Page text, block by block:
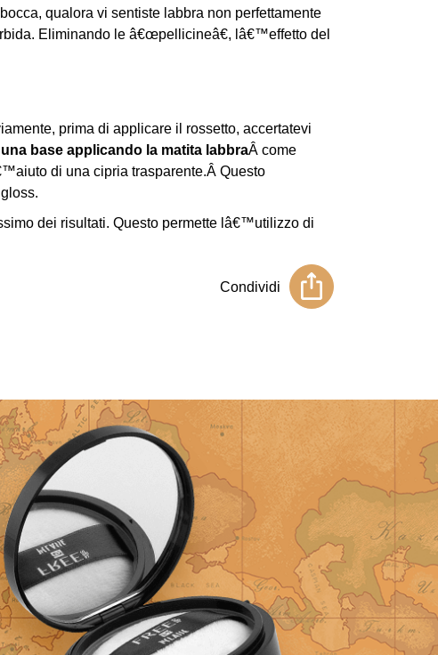
qualora vi sentiste labbra non perfettamente
Eliminando le â€œpellicineâ€, lâ€™effetto del
prima di applicare il rossetto, accertatevi
base applicando la matita labbraÂ come
di una cipria trasparente.Â Questo
dei risultati. Questo permette lâ€™utilizzo di
Condividi